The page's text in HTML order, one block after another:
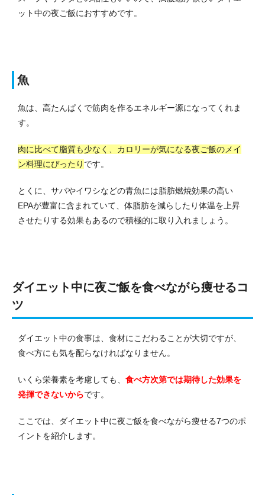
ット中の夜ご飯におすすめです。
魚
魚は、高たんぱくで筋肉を作るエネルギー源になってくれま
す。
肉に比べて脂質も少なく、カロリーが気になる夜ご飯のメイ
ン料理にぴったり です。
とくに、サバやイワシなどの青魚には脂肪燃焼効果の高い
EPAが豊富に含まれていて、体脂肪を減らしたり体温を上昇
させたりする効果もあるので積極的に取り入れましょう。
ダイエット中に夜ご飯を食べながら痩せるコ
ツ
ダイエット中の食事は、食材にこだわることが大切ですが、
食べ方にも気を配らなければなりません。
いくら栄養素を考慮しても、 食べ方次第では期待した効果を
発揮できないからです。
ここでは、ダイエット中に夜ご飯を食べながら痩せる7つのポ
イントを紹介します。